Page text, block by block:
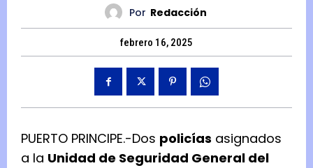
Por Redacción
febrero 16, 2025
PUERTO PRINCIPE.-Dos policías asignados
a la Unidad de Seguridad General del